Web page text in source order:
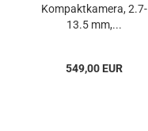
Kompaktkamera, 2.7-
13.5 mm,...
549,00 EUR